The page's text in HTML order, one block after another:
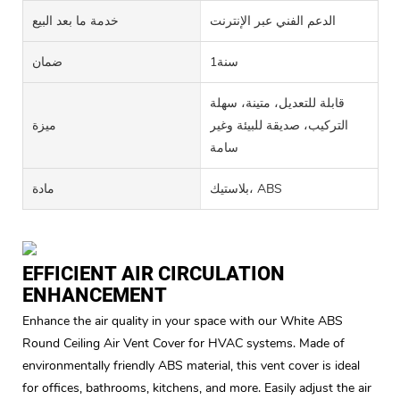
خدمة ما بعد البيع الدعم الفني عبر الإنترنت
ضمان سنة1
ميزة
قابلة للتعديل، متينة، سهلة
التركيب، صديقة للبيئة وغير
سامة
مادة بلاستيك، ABS
EFFICIENT AIR CIRCULATION
ENHANCEMENT
Enhance the air quality in your space with our White ABS
Round Ceiling Air Vent Cover for HVAC systems. Made of
environmentally friendly ABS material, this vent cover is ideal
for offices, bathrooms, kitchens, and more. Easily adjust the air